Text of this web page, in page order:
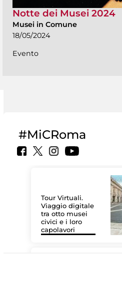
Notte dei Musei 2024
Musei in Comune
18/05/2024
Evento
#MiCRoma
Tour Virtuali.
Viaggio digitale
tra otto musei
civici e i loro
capolavori